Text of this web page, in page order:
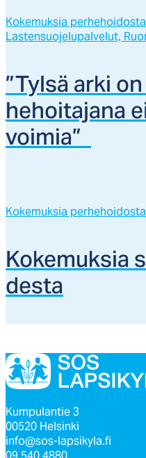
Kokemuksia
Lastensuojelupalvelut,
”Tyl­sä ar­ki
he­hoi­ta­ja­na
voi­mia”
Kokemuksia
des­ta
Kumpulantie 3
00520 Helsinki
info@sos-lapsikyla.fi